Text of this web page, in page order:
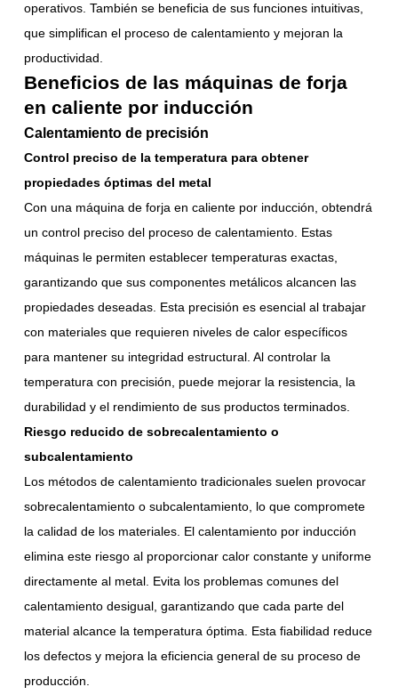
operativos. También se beneficia de sus funciones intuitivas,
que simplifican el proceso de calentamiento y mejoran la
productividad.
Beneficios de las máquinas de forja
en caliente por inducción
Calentamiento de precisión
Control preciso de la temperatura para obtener
propiedades óptimas del metal
Con una máquina de forja en caliente por inducción, obtendrá
un control preciso del proceso de calentamiento. Estas
máquinas le permiten establecer temperaturas exactas,
garantizando que sus componentes metálicos alcancen las
propiedades deseadas. Esta precisión es esencial al trabajar
con materiales que requieren niveles de calor específicos
para mantener su integridad estructural. Al controlar la
temperatura con precisión, puede mejorar la resistencia, la
durabilidad y el rendimiento de sus productos terminados.
Riesgo reducido de sobrecalentamiento o
subcalentamiento
Los métodos de calentamiento tradicionales suelen provocar
sobrecalentamiento o subcalentamiento, lo que compromete
la calidad de los materiales. El calentamiento por inducción
elimina este riesgo al proporcionar calor constante y uniforme
directamente al metal. Evita los problemas comunes del
calentamiento desigual, garantizando que cada parte del
material alcance la temperatura óptima. Esta fiabilidad reduce
los defectos y mejora la eficiencia general de su proceso de
producción.